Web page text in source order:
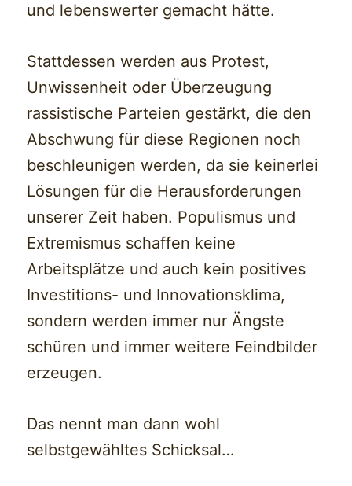
und lebenswerter gemacht hätte.
Stattdessen werden aus Protest,
Unwissenheit oder Überzeugung
rassistische Parteien gestärkt, die den
Abschwung für diese Regionen noch
beschleunigen werden, da sie keinerlei
Lösungen für die Herausforderungen
unserer Zeit haben. Populismus und
Extremismus schaffen keine
Arbeitsplätze und auch kein positives
Investitions- und Innovationsklima,
sondern werden immer nur Ängste
schüren und immer weitere Feindbilder
erzeugen.
Das nennt man dann wohl
selbstgewähltes Schicksal…